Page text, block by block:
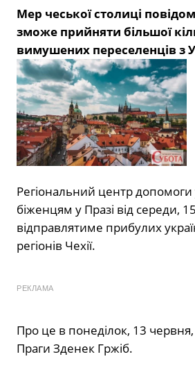
Мер чеської столиці
зможе прийняти більшої
вимушених переселенців з
Регіональний центр допомоги
біженцям у Празі від середи,
відправлятиме прибулих
регіонів Чехії.
РЕКЛАМА
Про це в понеділок, 13
Праги Зденек Гржіб.